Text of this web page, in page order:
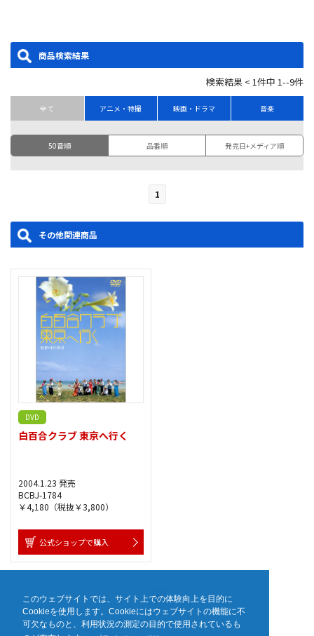
このウェブサイトでは、サイト上での体験向上を目的に
Cookieを使用します。Cookieにはウェブサイトの機能に不
可欠なものと、利用状況の測定の目的で使用されているも
商品検索結果
検索結果 < 1件中 1--9件
全て アニメ・特撮 映画・ドラマ 音楽
50音順 品番順 発売日+メディア順
1
その他関連商品
DVD
白百合クラブ 東京へ行く
2004.1.23 発売
BCBJ-1784
￥4,180（税抜￥3,800）
公式ショップで購入
1